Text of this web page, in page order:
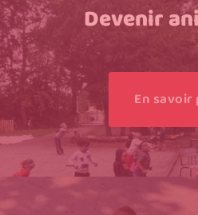
Devenir
En savoir